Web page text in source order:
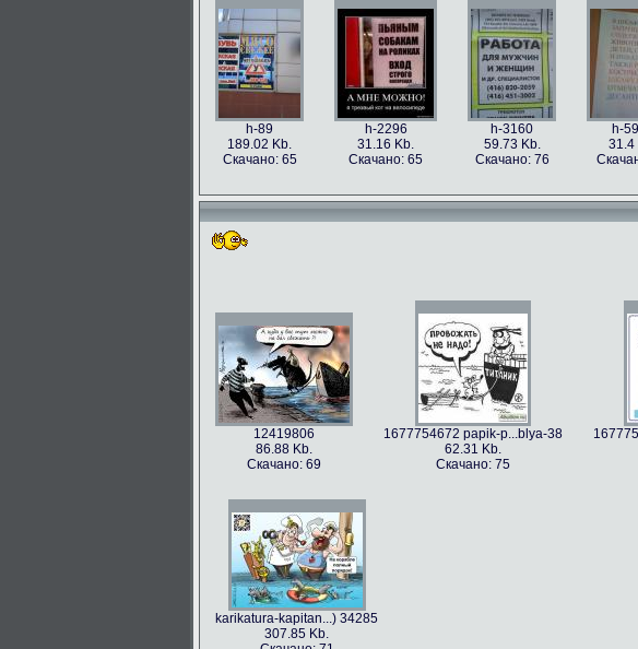
h-89
189.02 Kb.
Скачано: 65
h-2296
31.16 Kb.
Скачано: 65
h-3160
59.73 Kb.
Скачано: 76
h-
31.4
12419806
86.88 Kb.
Скачано: 69
1677754672 papik-p...blya-38
62.31 Kb.
Скачано: 75
karikatura-kapitan...) 34285
307.85 Kb.